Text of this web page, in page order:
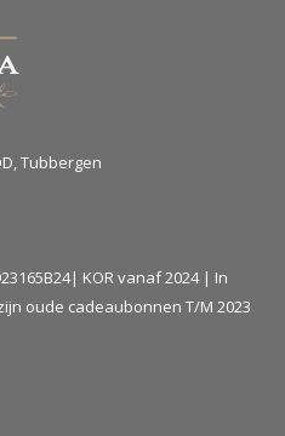
Tubbergen
KOR vanaf 2024 | In
oude cadeaubonnen T/M 2023